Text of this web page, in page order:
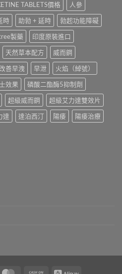
TABLETS價格
人參
時 助勃 + 延時
勃起功能障礙
製藥
印度原裝進口
天然草本配方
威而鋼
改善早洩 早泄
火焰（綽號）
效果
磷酸二酯酶5抑制劑
超級威而鋼
超級艾力達雙效片
達 達泊西汀 陽痿
陽痿治療